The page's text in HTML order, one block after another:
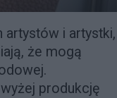
artystów i artystki,
że mogą
produkcję